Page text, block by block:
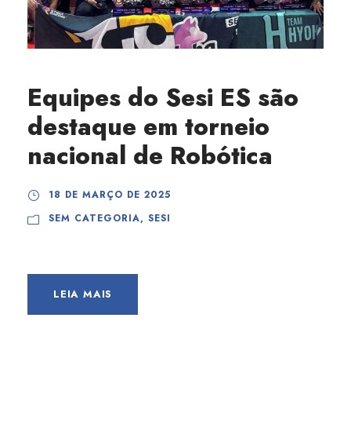
Equipes do Sesi ES são
destaque em torneio
nacional de Robótica
18 DE MARÇO DE 2025
SEM CATEGORIA, SESI
LEIA MAIS